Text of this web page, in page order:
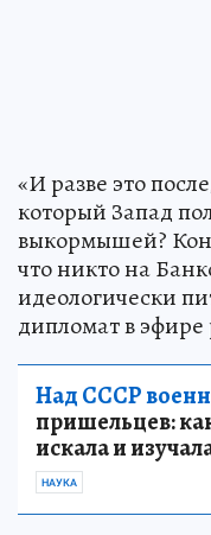
«И разве это
который Запад
выкормышей?
что никто на
идеологически
дипломат в
Над СССР
пришельцев:
искала и
НАУКА